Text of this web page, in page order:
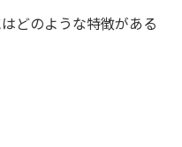
どのような特徴がある